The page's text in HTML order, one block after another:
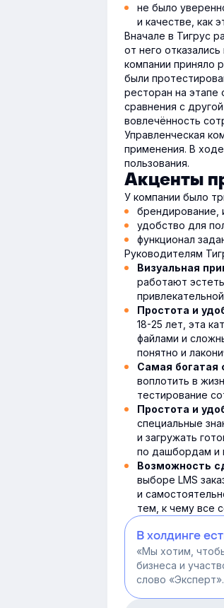
не было
и качестве, как
Вначале в Тигрус
от него
компании приняло
были
ресторан на этапе
сравнения с
вовлечённость
Управленческая
применения. В
пользования.
Акценты
У компании было
брендирование,
удобство для
функционал
Руководителям
Визуальная
работают
Простота и
18-25 лет, эта
файлами и
понятно и
Самая богатая
воплотить в
тестирование
Простота и
специальные
и загружать
по дашбордам и
Возможность
выборе LMS
и
тем, к чему все
В холдинге
«Мы хотим,
бизнеса и
слово «Эксперт».